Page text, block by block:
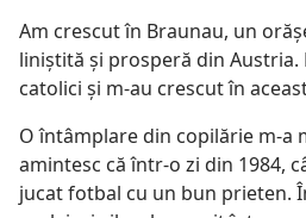
Am crescut în Braunau, un
liniştită şi prosperă din Austria.
catolici şi m-au crescut în
O întâmplare din copilărie m-a
amintesc că într-o zi din 1984,
jucat fotbal cu un bun prieten.